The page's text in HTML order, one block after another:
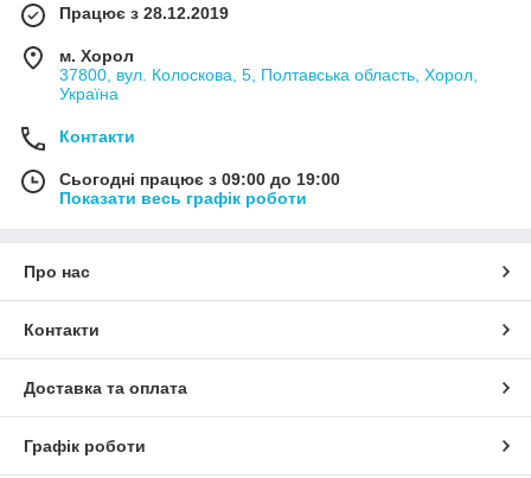
Працює з 28.12.2019
м. Хорол
37800, вул. Колоскова, 5, Полтавська область, Хорол,
Україна
Контакти
Сьогодні працює з 09:00 до 19:00
Показати весь графік роботи
Про нас
Контакти
Доставка та оплата
Графік роботи